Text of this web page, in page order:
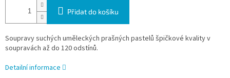
Přidat do košíku
Soupravy suchých uměleckých prašných pastelů špičkové kvality v
soupravách až do 120 odstínů.
Detailní informace